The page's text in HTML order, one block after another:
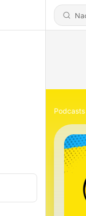
Podcasts